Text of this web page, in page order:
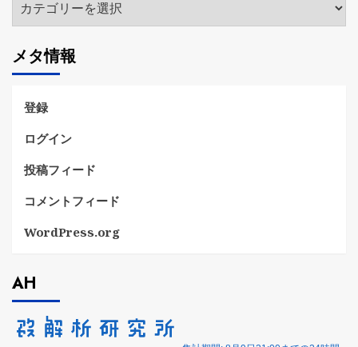
テ
リ
ー
メタ情報
登録
ログイン
投稿フィード
コメントフィード
WordPress.org
AH